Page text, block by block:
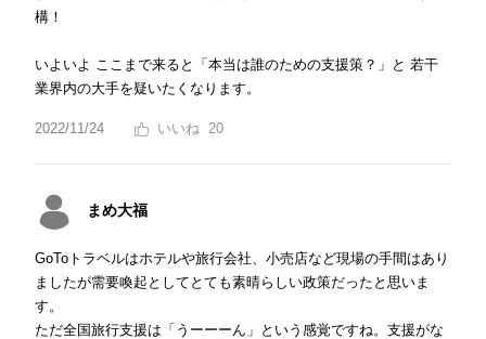
構！
いよいよ ここまで来ると「本当は誰のための支援策？」と 若干
業界内の大手を疑いたくなります。
2022/11/24 20
まめ大福
GoToトラベルはホテルや旅行会社、小売店など現場の手間はあり
ましたが需要喚起としてとても素晴らしい政策だったと思いま
す。
ただ全国旅行支援は「うーーーん」という感覚ですね。支援がな